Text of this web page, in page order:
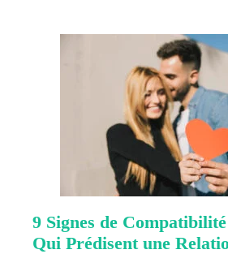
9 Signes de
Qui Prédisent une